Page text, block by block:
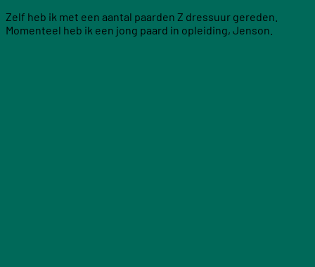
Zelf heb ik met een aantal paarden Z dressuur gereden.
Momenteel heb ik een jong paard in opleiding, Jenson.